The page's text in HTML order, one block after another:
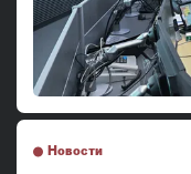
Новости